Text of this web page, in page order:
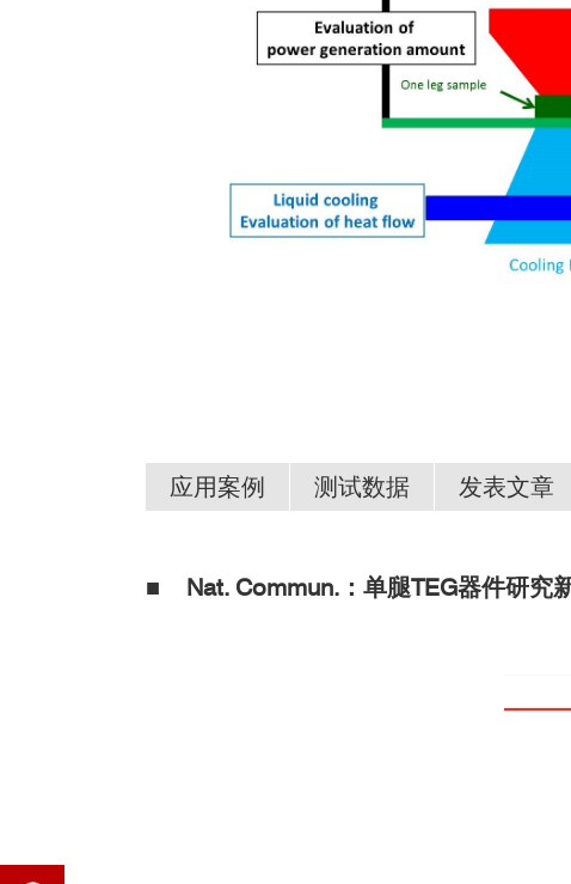
应用案例 测试数据 发表文章
■ Nat. Commun.：单腿TEG器件研究
☑ LiMnSbTe3材料
的塞贝克系数及电阻率使用日本Advance
国内用户